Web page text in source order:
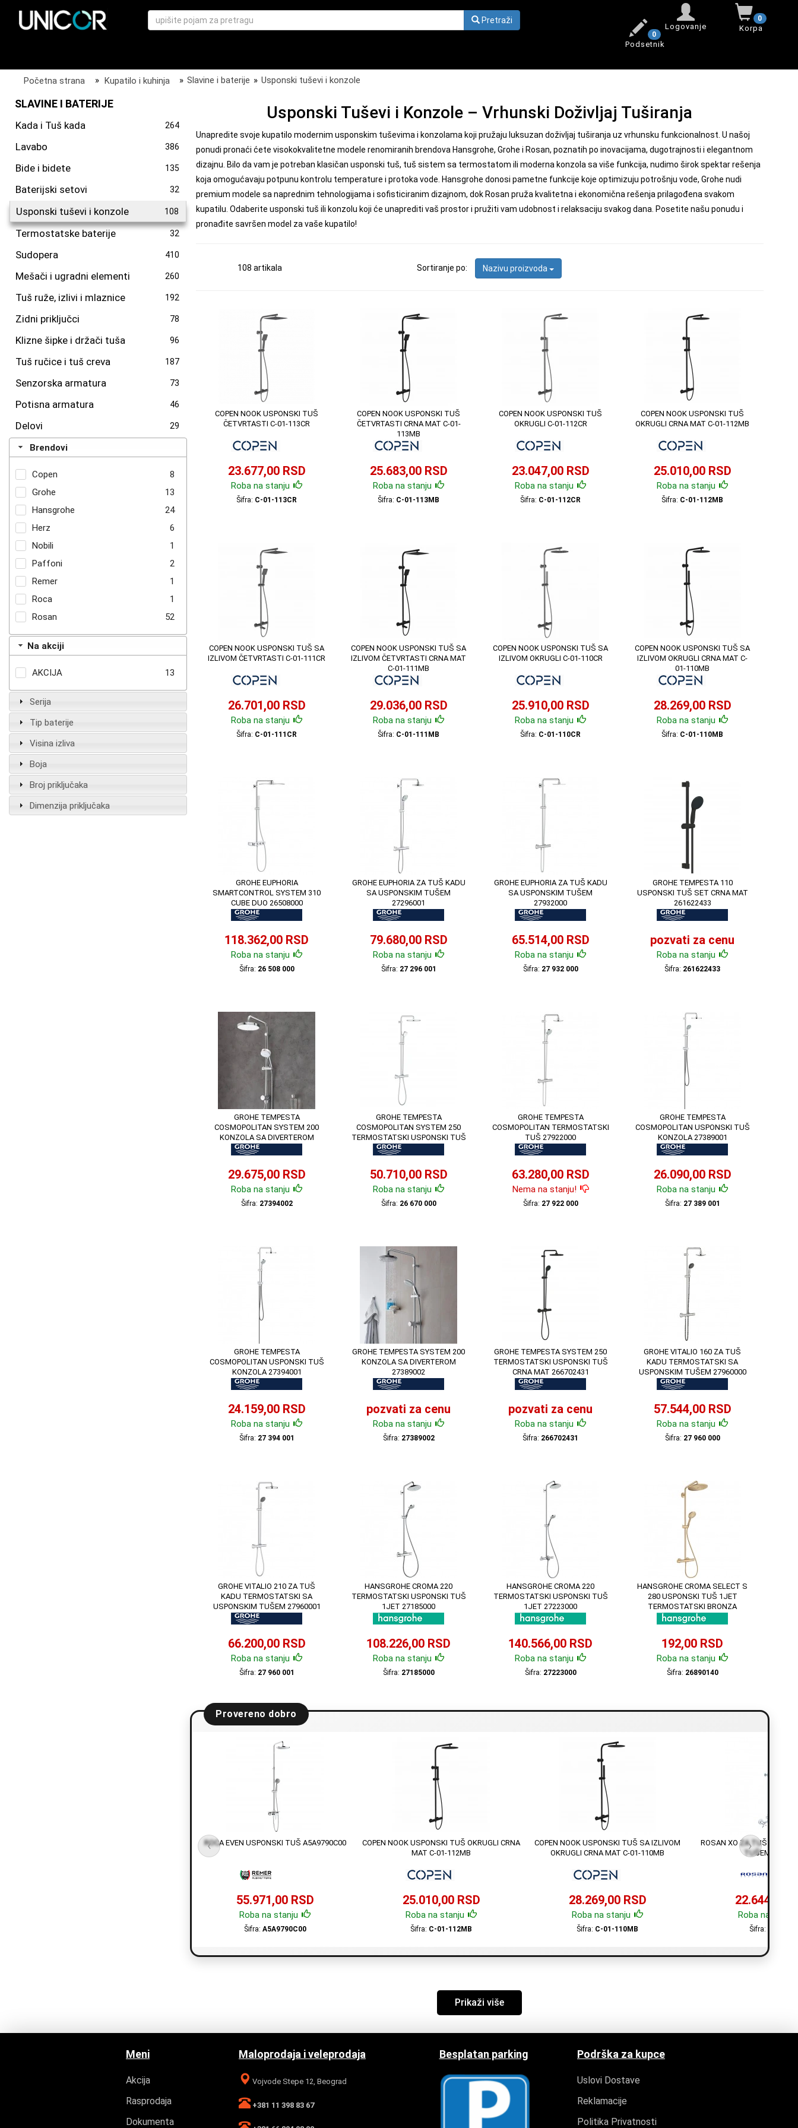
Pretraži 0
Korpa
Logovanje
0
Podsetnik
Početna strana » Kupatilo i kuhinja » Slavine i baterije » Usponski tuševi i konzole
SLAVINE I BATERIJE
Kada i Tuš kada 264
Lavabo 386
Bide i bidete 135
Baterijski setovi 32
Usponski tuševi i konzole 108
Termostatske baterije 32
Sudopera 410
Mešači i ugradni elementi 260
Tuš ruže, izlivi i mlaznice 192
Zidni priključci 78
Klizne šipke i držači tuša 96
Tuš ručice i tuš creva 187
Senzorska armatura 73
Potisna armatura 46
Delovi 29
Brendovi
Copen
8
Grohe
13
Hansgrohe
24
Herz
6
Nobili
1
Paffoni
2
Remer
1
Roca
1
Rosan
52
Na akciji
AKCIJA 13
Serija
Tip baterije
Visina izliva
Boja
Broj priključaka
Dimenzija priključaka
Usponski Tuševi i Konzole – Vrhunski Doživljaj Tuširanja
Unapredite svoje kupatilo modernim usponskim tuševima i konzolama koji pružaju luksuzan doživljaj tuširanja uz vrhunsku funkcionalnost. U našoj
ponudi pronaći ćete visokokvalitetne modele renomiranih brendova Hansgrohe, Grohe i Rosan, poznatih po inovacijama, dugotrajnosti i elegantnom
dizajnu. Bilo da vam je potreban klasičan usponski tuš, tuš sistem sa termostatom ili moderna konzola sa više funkcija, nudimo širok spektar rešenja
koja omogućavaju potpunu kontrolu temperature i protoka vode. Hansgrohe donosi pametne funkcije koje optimizuju potrošnju vode, Grohe nudi
premium modele sa naprednim tehnologijama i sofisticiranim dizajnom, dok Rosan pruža kvalitetna i ekonomična rešenja prilagođena svakom
kupatilu. Odaberite usponski tuš ili konzolu koji će unaprediti vaš prostor i pružiti vam udobnost i relaksaciju svakog dana. Posetite našu ponudu i
pronađite savršen model za vaše kupatilo!
108 artikala Sortiranje po: Nazivu proizvoda
COPEN NOOK USPONSKI TUŠ
ČETVRTASTI C-01-113CR
23.677,00 RSD
Roba na stanju
Šifra: C-01-113CR
COPEN NOOK USPONSKI TUŠ
ČETVRTASTI CRNA MAT C-01-
113MB
25.683,00 RSD
Roba na stanju
Šifra: C-01-113MB
COPEN NOOK USPONSKI TUŠ
OKRUGLI C-01-112CR
23.047,00 RSD
Roba na stanju
Šifra: C-01-112CR
COPEN NOOK USPONSKI TUŠ
OKRUGLI CRNA MAT C-01-112MB
25.010,00 RSD
Roba na stanju
Šifra: C-01-112MB
COPEN NOOK USPONSKI TUŠ SA
IZLIVOM ČETVRTASTI C-01-111CR
26.701,00 RSD
Roba na stanju
Šifra: C-01-111CR
COPEN NOOK USPONSKI TUŠ SA
IZLIVOM ČETVRTASTI CRNA MAT
C-01-111MB
29.036,00 RSD
Roba na stanju
Šifra: C-01-111MB
COPEN NOOK USPONSKI TUŠ SA
IZLIVOM OKRUGLI C-01-110CR
25.910,00 RSD
Roba na stanju
Šifra: C-01-110CR
COPEN NOOK USPONSKI TUŠ SA
IZLIVOM OKRUGLI CRNA MAT C-
01-110MB
28.269,00 RSD
Roba na stanju
Šifra: C-01-110MB
GROHE EUPHORIA
SMARTCONTROL SYSTEM 310
CUBE DUO 26508000
118.362,00 RSD
Roba na stanju
Šifra: 26 508 000
GROHE EUPHORIA ZA TUŠ KADU
SA USPONSKIM TUŠEM
27296001
79.680,00 RSD
Roba na stanju
Šifra: 27 296 001
GROHE EUPHORIA ZA TUŠ KADU
SA USPONSKIM TUŠEM
27932000
65.514,00 RSD
Roba na stanju
Šifra: 27 932 000
GROHE TEMPESTA 110
USPONSKI TUŠ SET CRNA MAT
261622433
pozvati za cenu
Roba na stanju
Šifra: 261622433
GROHE TEMPESTA
COSMOPOLITAN SYSTEM 200
KONZOLA SA DIVERTEROM
27394002
29.675,00 RSD
Roba na stanju
Šifra: 27394002
GROHE TEMPESTA
COSMOPOLITAN SYSTEM 250
TERMOSTATSKI USPONSKI TUŠ
26670000
50.710,00 RSD
Roba na stanju
Šifra: 26 670 000
GROHE TEMPESTA
COSMOPOLITAN TERMOSTATSKI
TUŠ 27922000
63.280,00 RSD
Nema na stanju!
Šifra: 27 922 000
GROHE TEMPESTA
COSMOPOLITAN USPONSKI TUŠ
KONZOLA 27389001
26.090,00 RSD
Roba na stanju
Šifra: 27 389 001
GROHE TEMPESTA
COSMOPOLITAN USPONSKI TUŠ
KONZOLA 27394001
24.159,00 RSD
Roba na stanju
Šifra: 27 394 001
GROHE TEMPESTA SYSTEM 200
KONZOLA SA DIVERTEROM
27389002
pozvati za cenu
Roba na stanju
Šifra: 27389002
GROHE TEMPESTA SYSTEM 250
TERMOSTATSKI USPONSKI TUŠ
CRNA MAT 266702431
pozvati za cenu
Roba na stanju
Šifra: 266702431
GROHE VITALIO 160 ZA TUŠ
KADU TERMOSTATSKI SA
USPONSKIM TUŠEM 27960000
57.544,00 RSD
Roba na stanju
Šifra: 27 960 000
GROHE VITALIO 210 ZA TUŠ
KADU TERMOSTATSKI SA
USPONSKIM TUŠEM 27960001
66.200,00 RSD
Roba na stanju
Šifra: 27 960 001
HANSGROHE CROMA 220
TERMOSTATSKI USPONSKI TUŠ
1JET 27185000
108.226,00 RSD
Roba na stanju
Šifra: 27185000
HANSGROHE CROMA 220
TERMOSTATSKI USPONSKI TUŠ
1JET 27223000
140.566,00 RSD
Roba na stanju
Šifra: 27223000
HANSGROHE CROMA SELECT S
280 USPONSKI TUŠ 1JET
TERMOSTATSKI BRONZA
ČETKANA 26890140
192,00 RSD
Roba na stanju
Šifra: 26890140
Provereno dobro
‹
ROCA EVEN USPONSKI TUŠ A5A9790C00
55.971,00 RSD
Roba na stanju
Šifra: A5A9790C00
COPEN NOOK USPONSKI TUŠ OKRUGLI CRNA
MAT C-01-112MB
25.010,00 RSD
Roba na stanju
Šifra: C-01-112MB
COPEN NOOK USPONSKI TUŠ SA IZLIVOM
OKRUGLI CRNA MAT C-01-110MB
28.269,00 RSD
Roba na stanju
Šifra: C-01-110MB
ROSAN XO ZA TUŠ KADU
TUŠEM
22.644,00
Roba na stanju
Šifra:
›
Prikaži više
Meni
Akcija
Rasprodaja
Dokumenta
Maloprodaja i veleprodaja
Vojvode Stepe 12, Beograd
+381 11 398 83 67
Besplatan parking Podrška za kupce
Uslovi Dostave
Reklamacije
Politika Privatnosti